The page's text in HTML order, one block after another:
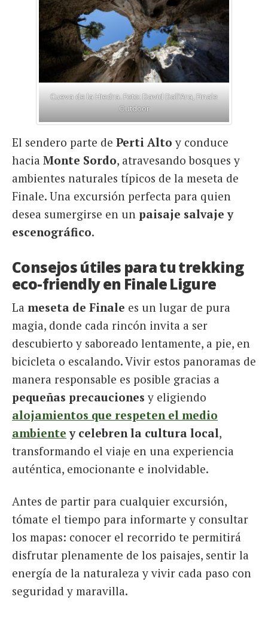
Cueva de la Hiedra. Foto: David Dall’Ara, Finale
Outdoor
El sendero parte de Perti Alto y conduce
hacia Monte Sordo, atravesando bosques y
ambientes naturales típicos de la meseta de
Finale. Una excursión perfecta para quien
desea sumergirse en un paisaje salvaje y
escenográfico.
Consejos útiles para tu trekking
eco-friendly en Finale Ligure
La meseta de Finale es un lugar de pura
magia, donde cada rincón invita a ser
descubierto y saboreado lentamente, a pie, en
bicicleta o escalando. Vivir estos panoramas de
manera responsable es posible gracias a
pequeñas precauciones y eligiendo
alojamientos que respeten el medio
ambiente y celebren la cultura local,
transformando el viaje en una experiencia
auténtica, emocionante e inolvidable.
Antes de partir para cualquier excursión,
tómate el tiempo para informarte y consultar
los mapas: conocer el recorrido te permitirá
disfrutar plenamente de los paisajes, sentir la
energía de la naturaleza y vivir cada paso con
seguridad y maravilla.